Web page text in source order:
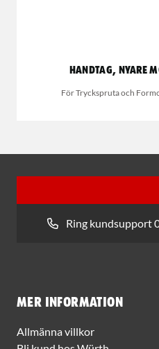
Handtag, nyare
För Tryckspruta och
Ring kundsupport
Mer information
Allmänna villkor